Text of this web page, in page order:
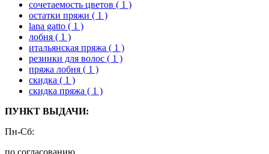
сочетаемость цветов ( 1 )
остатки пряжи ( 1 )
lana gatto ( 1 )
лобня ( 1 )
итальянская пряжа ( 1 )
резинки для волос ( 1 )
пряжа лобня ( 1 )
скидка ( 1 )
скидка пряжа ( 1 )
ПУНКТ ВЫДАЧИ:
Пн-Сб:
по согласованию